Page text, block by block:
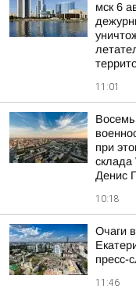
мск 6
11:01
при
склада
Денис
10:18
Очаги
пресс-
11:46